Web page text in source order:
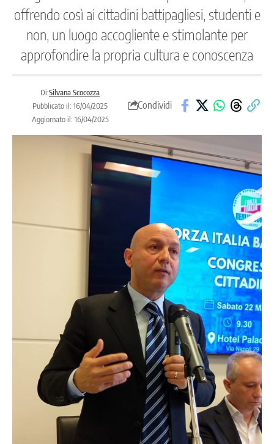
offrendo così ai cittadini battipagliesi, studenti e
non, un luogo accogliente e stimolante per
approfondire la propria cultura e conoscenza
Di:Silvana Scocozza
Pubblicato il: 16/04/2025
Aggiornato il: 16/04/2025
Condividi